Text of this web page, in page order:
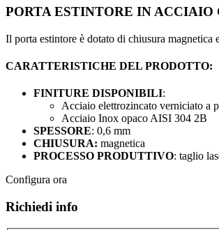
PORTA ESTINTORE IN ACCIAIO
Il porta estintore è dotato di chiusura
CARATTERISTICHE DEL PRODOTTO:
FINITURE DISPONIBILI:
Acciaio elettrozincato verniciato a
Acciaio Inox opaco AISI 304 2B
SPESSORE: 0,6 mm
CHIUSURA: magnetica
PROCESSO PRODUTTIVO: taglio
Configura ora
Richiedi info